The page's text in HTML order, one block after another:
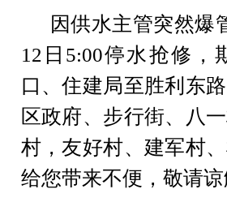
因供水主管突然爆
12日5:00停水抢修，
口、住建局至胜利东
区政府、步行街、八
村，友好村、建军村
给您带来不便，敬请